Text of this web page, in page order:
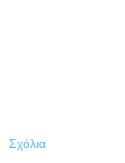
Σχόλια